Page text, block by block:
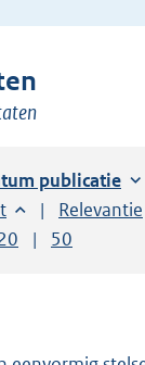
op:
publicatie
Sorteer op:
Relevantie
per pagina
resultaten per
Toon
50